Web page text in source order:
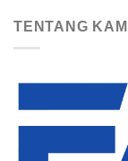
TENTANG KAMI